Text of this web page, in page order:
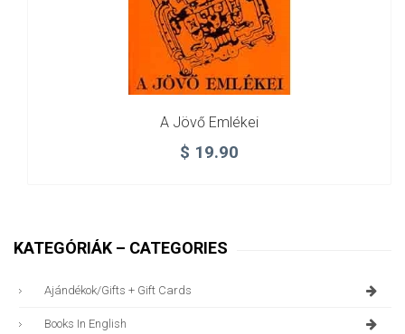
A Jövő Emlékei
$ 19.90
KATEGÓRIÁK – CATEGORIES
Ajándékok/gifts + Gift Cards
Books In English